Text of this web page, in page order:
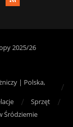
2025/26
| Polska,
Sprzęt
Śródziemie